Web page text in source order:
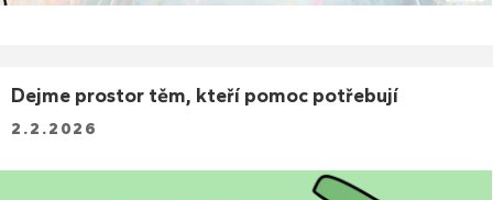
Dejme prostor těm, kteří pomoc potřebují
2.2.2026